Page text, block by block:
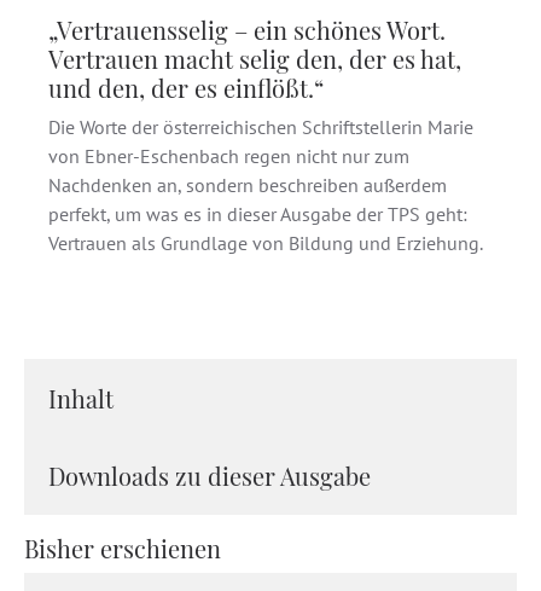
„Vertrauensselig – ein schönes Wort.
Vertrauen macht selig den, der es hat,
und den, der es einflößt.“
Die Worte der österreichischen Schriftstellerin Marie
von Ebner-Eschenbach regen nicht nur zum
Nachdenken an, sondern beschreiben außerdem
perfekt, um was es in dieser Ausgabe der TPS geht:
Vertrauen als Grundlage von Bildung und Erziehung.
Inhalt
Downloads zu dieser Ausgabe
Bisher erschienen